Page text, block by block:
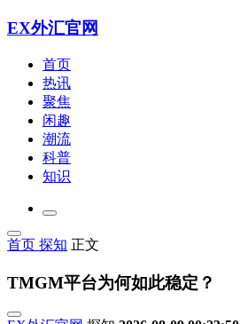
EX外汇官网
首页
热讯
聚焦
闲趣
潮流
科普
知识
首页 探知 正文
TMGM平台为何如此稳定？